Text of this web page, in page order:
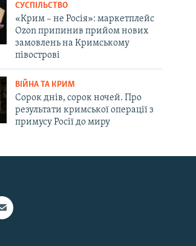
СУСПІЛЬСТВО
«Крим – не Росія»: маркетплейс
Ozon припинив прийом нових
замовлень на Кримському
півострові
ВІЙНА ТА КРИМ
Сорок днів, сорок ночей. Про
результати кримської операції з
примусу Росії до миру